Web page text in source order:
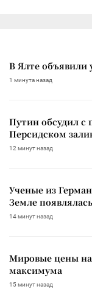
В Ялте объявили
1 минута назад
Путин обсудил с
Персидском
12 минут назад
Ученые из
Земле
14 минут назад
Мировые цены на
максимума
15 минут назад